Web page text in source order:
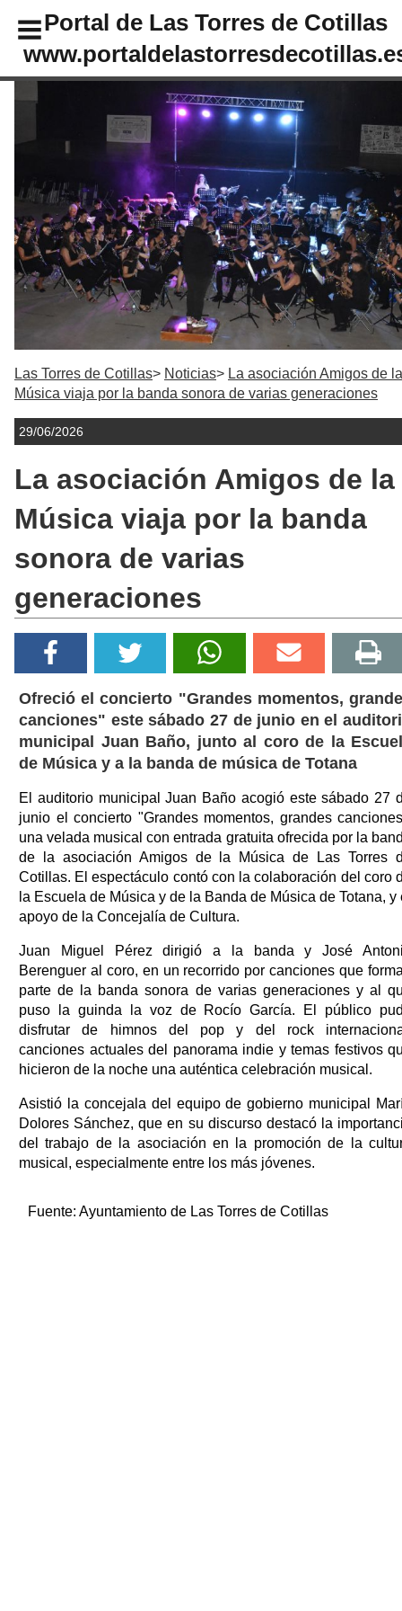
Portal de Las Torres de Cotillas
Las Torres de Cotillas Noticias
La asociación Amigos de la
Música viaja por la banda sonora de varias generaciones
29/06/2026
La asociación Amigos de la
Música viaja por la banda
sonora de varias
generaciones
Ofreció el concierto "Grandes momentos,
canciones" este sábado 27 de junio en el
municipal Juan Baño, junto al coro de la
de Música y a la banda de música de Totana
El auditorio municipal Juan Baño acogió este sábado 27
junio el concierto "Grandes momentos, grandes
una velada musical con entrada gratuita ofrecida por la
de la asociación Amigos de la Música de Las Torres
Cotillas. El espectáculo contó con la colaboración del coro
la Escuela de Música y de la Banda de Música de Totana, y
apoyo de la Concejalía de Cultura.
Juan Miguel Pérez dirigió a la banda y José
Berenguer al coro, en un recorrido por canciones que
parte de la banda sonora de varias generaciones y al
puso la guinda la voz de Rocío García. El público
disfrutar de himnos del pop y del rock
canciones actuales del panorama indie y temas festivos
hicieron de la noche una auténtica celebración musical.
Asistió la concejala del equipo de gobierno municipal
Dolores Sánchez, que en su discurso destacó la
del trabajo de la asociación en la promoción de la
musical, especialmente entre los más jóvenes.
Fuente: Ayuntamiento de Las Torres de Cotillas